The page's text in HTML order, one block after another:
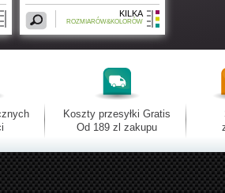
KILKA
ROZMIARÓW&KOLORÓW
Koszty przesyłki Gratis
Od 189 zl zakupu